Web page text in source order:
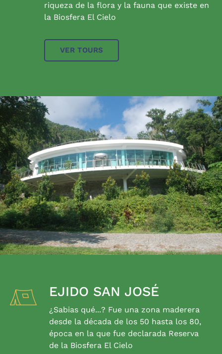
riqueza de la flora y la fauna que existe en
la Biosfera El Cielo
VER TOURS
EJIDO SAN JOSÉ
¿Sabias qué...? Fue una zona maderera
desde la década de los 50 hasta los 80,
época en la que fue declarada Reserva
de la Biosfera El Cielo